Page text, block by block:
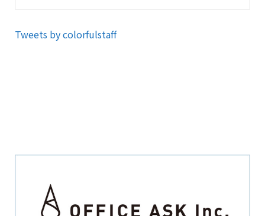
Tweets by colorfulstaff